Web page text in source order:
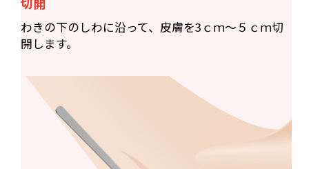
わきの下のしわに沿って、皮膚を3ｃｍ〜５ｃｍ切
開します。